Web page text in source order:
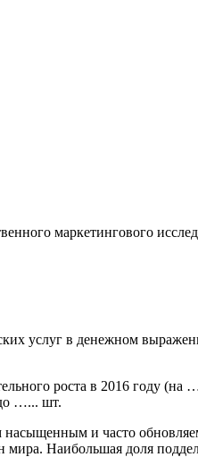
маркетингового
услуг в денежном
роста в 2016 году (на
…... шт.
насыщенным и часто
Наибольшая доля